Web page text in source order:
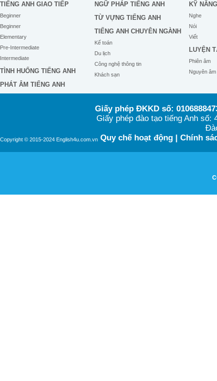
TIẾNG ANH GIAO TIẾP
Beginner
Beginner
Elementary
Pre-Intermediate
Intermediate
TÌNH HUỐNG TIẾNG ANH
PHÁT ÂM TIẾNG ANH
NGỮ PHÁP TIẾNG ANH
TỪ VỰNG TIẾNG ANH
TIẾNG ANH CHUYÊN NGÀNH
Kế toán
Du lịch
Công nghệ thông tin
Khách sạn
KỸ NĂNG
Nghe
Nói
Viết
LUYỆN
Phiên âm
Nguyên âm
Copyright © 2015-2024 English4u.com.vn
Giấy phép ĐKKD số:
Giấy phép đào tạo tiếng Anh
Quy chế hoạt động| Chính